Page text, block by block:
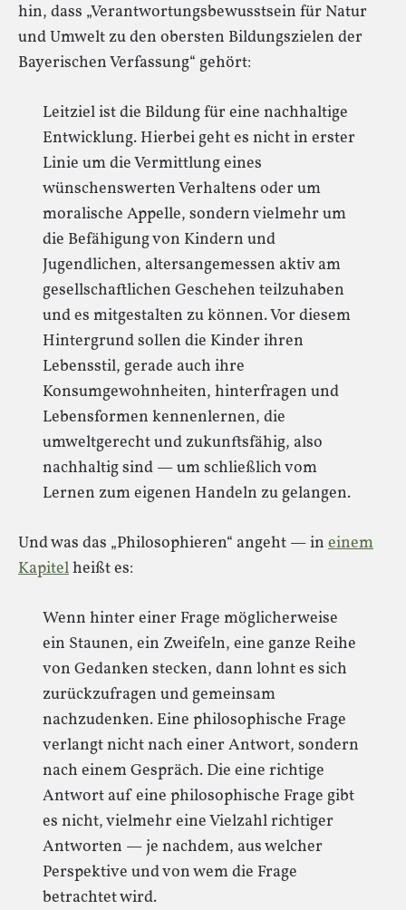
hin, dass „Verantwortungsbewusstsein für Natur
und Umwelt zu den obersten Bildungszielen der
Bayerischen Verfassung“ gehört:
Leitziel ist die Bildung für eine nachhaltige
Entwicklung. Hierbei geht es nicht in erster
Linie um die Vermittlung eines
wünschenswerten Verhaltens oder um
moralische Appelle, sondern vielmehr um
die Befähigung von Kindern und
Jugendlichen, altersangemessen aktiv am
gesellschaftlichen Geschehen teilzuhaben
und es mitgestalten zu können. Vor diesem
Hintergrund sollen die Kinder ihren
Lebensstil, gerade auch ihre
Konsumgewohnheiten, hinterfragen und
Lebensformen kennenlernen, die
umweltgerecht und zukunftsfähig, also
nachhaltig sind — um schließlich vom
Lernen zum eigenen Handeln zu gelangen.
Und was das „Philosophieren“ angeht — in einem
Kapitelheißt es:
Wenn hinter einer Frage möglicherweise
ein Staunen, ein Zweifeln, eine ganze Reihe
von Gedanken stecken, dann lohnt es sich
zurückzufragen und gemeinsam
nachzudenken. Eine philosophische Frage
verlangt nicht nach einer Antwort, sondern
nach einem Gespräch. Die eine richtige
Antwort auf eine philosophische Frage gibt
es nicht, vielmehr eine Vielzahl richtiger
Antworten — je nachdem, aus welcher
Perspektive und von wem die Frage
betrachtet wird.